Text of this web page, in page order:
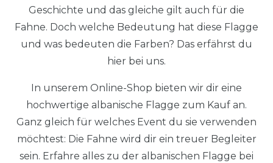
Geschichte und das gleiche gilt auch für die
Fahne. Doch welche Bedeutung hat diese Flagge
und was bedeuten die Farben? Das erfährst du
hier bei uns.
In unserem Online-Shop bieten wir dir eine
hochwertige albanische Flagge zum Kauf an.
Ganz gleich für welches Event du sie verwenden
möchtest: Die Fahne wird dir ein treuer Begleiter
sein. Erfahre alles zu der albanischen Flagge bei